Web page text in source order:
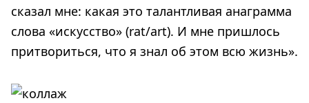
сказал мне: какая это талантливая анаграмма
слова «искусство» (rat/art). И мне пришлось
притвориться, что я знал об этом всю жизнь».